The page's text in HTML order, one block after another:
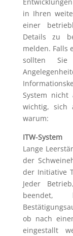
in Ihren
einer
Details zu
melden. Falls
sollten
System
wichtig, sich
warum:
ITW-System
Lange
der
der Initiative
Jeder
beendet,
ob nach
eingestallt